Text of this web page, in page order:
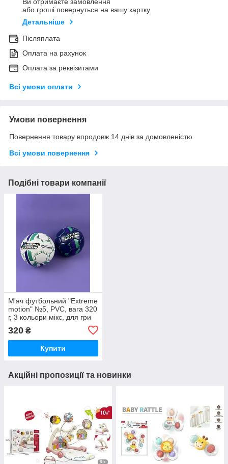
Ви отримаєте замовлення
або гроші повернуться на вашу картку
Детальніше
Післяплата
Оплата на рахунок
Оплата за реквізитами
Всі умови оплати
Умови повернення
Повернення товару впродовж 14 днів за домовленістю
Всі умови повернення
Подібні товари компанії
М'яч футбольний "Extreme
motion" №5, PVC, вага 320
г, 3 кольори мікс, для гри
FX2602
320 ₴
Купити
Акційні пропозиції та новинки